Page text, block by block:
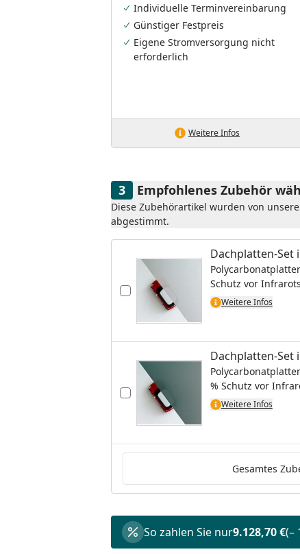
Individuelle Terminvereinbarung
Günstiger Festpreis
Eigene Stromversorgung nicht
erforderlich
Weitere Infos
Empfohlenes Zubehör
Diese Zubehörartikel wurden von
abgestimmt.
Dachplatten-Set
Schutz vor
Carport die Wahl
Rauchgrau, ohne
um kein
Dachplattenfarbe
Weitere Infos
Dachplatten-Set
% Schutz vor
Carport die Wahl
Rauchgrau, ohne
um kein
Dachplattenfarbe
Weitere Infos
Gesamtes
So zahlen Sie nur9.128,70 €(–